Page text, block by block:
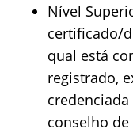
Nível
certificado/
qual está
registrado,
conselho de